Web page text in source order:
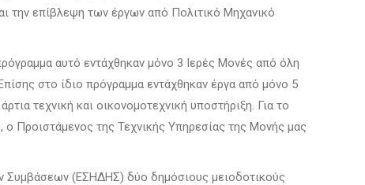
την επίβλεψη των έργων από Πολιτικό Μηχανικό
αυτό εντάχθηκαν μόνο 3 Ιερές Μονές από όλη
στο ίδιο πρόγραμμα εντάχθηκαν έργα από μόνο 5
τεχνική και οικονομοτεχνική υποστήριξη. Για το
Προιστάμενος της Τεχνικής Υπηρεσίας της Μονής μας
Συμβάσεων (ΕΣΗΔΗΣ) δύο δημόσιους μειοδοτικούς